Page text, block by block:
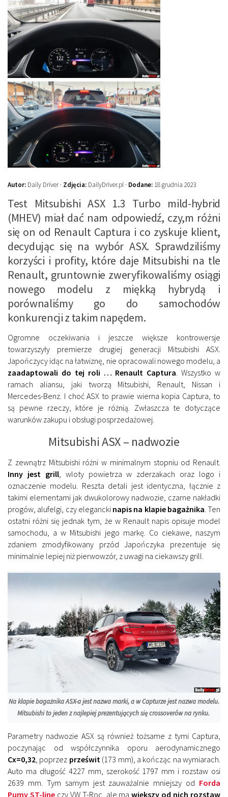
Autor: Daily Driver · Zdjęcia: DailyDriver.pl · Dodane: 18 grudnia 2023
Test Mitsubishi ASX 1.3 Turbo mild-hybrid
(MHEV) miał dać nam odpowiedź, czy,m różni
się on od Renault Captura i co zyskuje klient,
decydując się na wybór ASX. Sprawdziliśmy
korzyści i profity, które daje Mitsubishi na tle
Renault, gruntownie zweryfikowaliśmy osiągi
nowego modelu z miękką hybrydą i
porównaliśmy go do samochodów
konkurencji z takim napędem.
Ogromne oczekiwania i jeszcze większe kontrowersje
towarzyszyły premierze drugiej generacji Mitsubishi ASX.
Japończycy idąc na łatwiznę, nie opracowali nowego modelu, a
zaadaptowali do tej roli … Renault Captura . Wszystko w
ramach aliansu, jaki tworzą Mitsubishi, Renault, Nissan i
Mercedes-Benz. I choć ASX to prawie wierna kopia Captura, to
są pewne rzeczy, które je różnią. Zwłaszcza te dotyczące
warunków zakupu i obsługi posprzedażowej.
Mitsubishi ASX – nadwozie
Z zewnątrz Mitsubishi różni w minimalnym stopniu od Renault.
Inny jest grill, wloty powietrza w zderzakach oraz logo i
oznaczenie modelu. Reszta detali jest identyczna, łącznie z
takimi elementami jak dwukolorowy nadwozie, czarne nakładki
progów, alufelgi, czy elegancki napis na klapie bagażnika . Ten
ostatni różni się jednak tym, że w Renault napis opisuje model
samochodu, a w Mitsubishi jego markę. Co ciekawe, naszym
zdaniem zmodyfikowany przód Japończyka prezentuje się
minimalnie lepiej niż pierwowzór, z uwagi na ciekawszy grill.
Na klapie bagażnika ASX-a jest nazwa marki, a w Capturze jest nazwa modelu.
Mitsubishi to jeden z najlepiej prezentujących się crossoverów na rynku.
Parametry nadwozie ASX są również tożsame z tymi Captura,
poczynając od współczynnika oporu aerodynamicznego
Cx=0,32, poprzez prześwit(173 mm), a kończąc na wymiarach.
Auto ma długość 4227 mm, szerokość 1797 mm i rozstaw osi
2639 mm. Tym samym jest zauważalnie mniejszy od Forda
Pumy ST-lineczy VW T-Roc, ale mawiększy od nich rozstaw